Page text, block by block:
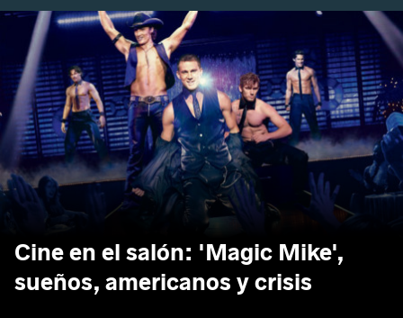
Cine en el salón: 'Magic Mike',
sueños, americanos y crisis